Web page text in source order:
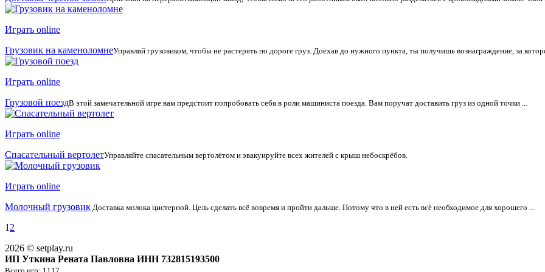
Играть online
Грузовик на каменоломнеУправляй грузовиком, чтобы не растерять по дороге груз. Доехав до нужного пункта, ты получишь вознаграждение, за
Играть online
Грузовой поездВ этой замечательной игре вам предстоит попробовать себя в роли машиниста поезда. Вам поручат доставить груз из одной точки ...
Играть online
Спасательный вертолетУправляйте спасательным вертолётом и эвакуируйте всех жителей с крыш небоскрёбов.
Играть online
Молочный грузовик Доставка молока цистерной. Цель сделать всё вовремя и пройти дальше. Потому что в ней есть всё необходимое для хорошего ...
1 2
2026 © setplay.ru
ИП Уткина Рената Павловна ИНН 732815193500